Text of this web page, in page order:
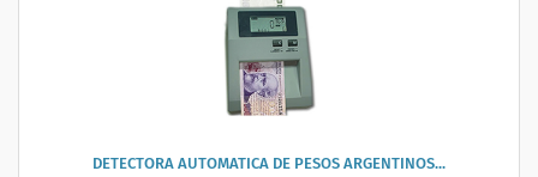
DETECTORA AUTOMATICA DE PESOS ARGENTINOS...